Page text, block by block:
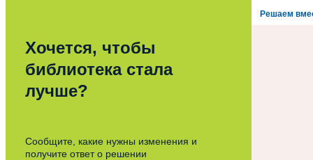
Решаем
Хочется, чтобы
библиотека стала
лучше?
Сообщите, какие нужны изменения и
получите ответ о решении